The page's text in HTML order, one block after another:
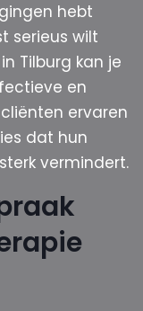
hebt
serieus wilt
Tilburg kan je
en
ervaren
dat hun
vermindert.